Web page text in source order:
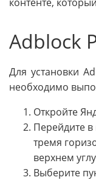
Adblock
Для установки
необходимо
Откройте
Перейдите
тремя
верхнем
Выберите